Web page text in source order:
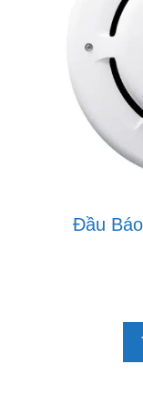
Đầu